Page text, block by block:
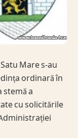
Mare s-au
ordinară în
stemă a
cu solicitările